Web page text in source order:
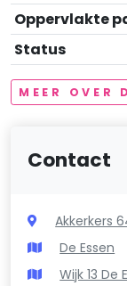
Oppervlakte
Status
MEER OVER
Contact
Akkerkers
De Essen
Wijk 13 De